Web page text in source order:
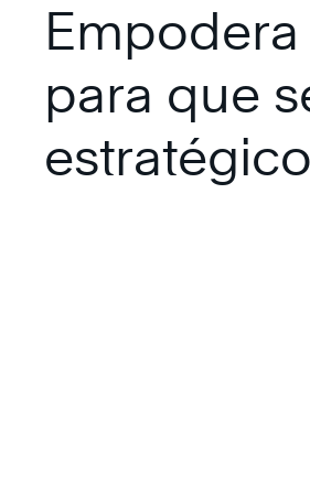
para que